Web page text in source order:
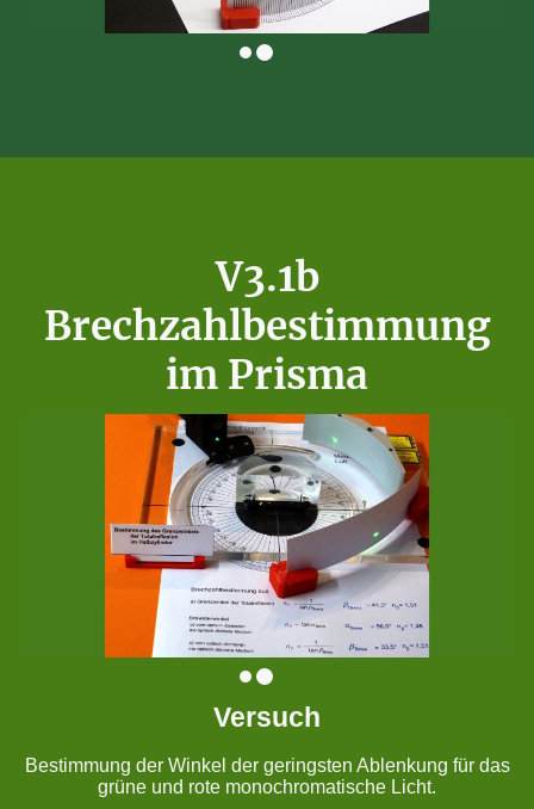
V3.1b
Brechzahlbestimmung
im Prisma
Versuch
Bestimmung der Winkel der geringsten Ablenkung für das
grüne und rote monochromatische Licht.